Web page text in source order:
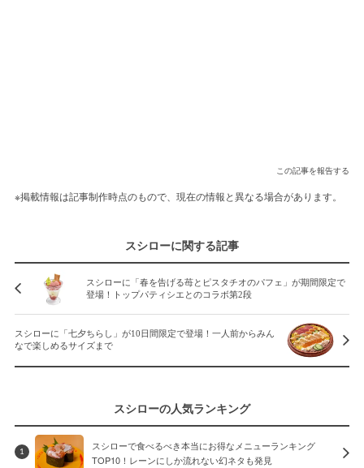
この記事を報告する
※掲載情報は記事制作時点のもので、現在の情報と異なる場合があります。
スシローに関する記事
スシローに「春を告げる苺とピスタチオのパフェ」が期間限定で
登場！トップパティシエとのコラボ第2段
スシローに「七夕ちらし」が10日間限定で登場！一人前からみん
なで楽しめるサイズまで
スシローの人気ランキング
1
スシローで食べるべき本当にお得なメニューランキング
TOP10！レーンにしか流れない幻ネタも発見